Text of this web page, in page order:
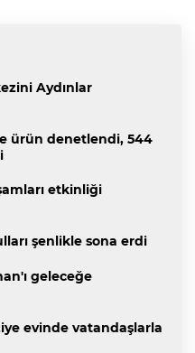
Aydınlar
ürün denetlendi, 544
etkinliği
şenlikle sona erdi
geleceğe
evinde vatandaşlarla